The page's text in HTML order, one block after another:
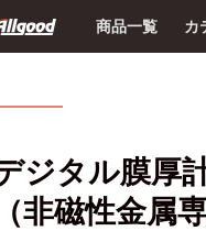
商品一覧 カ
ジタル膜厚
（非磁性金属専